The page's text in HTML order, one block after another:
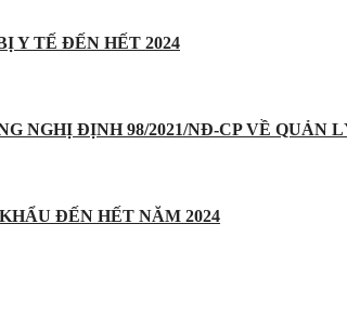
Y TẾ ĐẾN HẾT 2024
NGHỊ ĐỊNH 98/2021/NĐ-CP VỀ QUẢN
ĐẾN HẾT NĂM 2024